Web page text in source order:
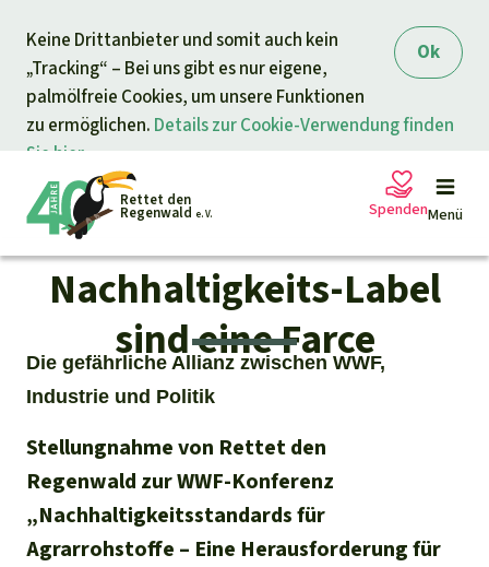
Ok
Keine Drittanbieter und somit auch kein
„Tracking“ – Bei uns gibt es nur eigene,
palmölfreie Cookies, um unsere Funktionen
zu ermöglichen. Details zur Cookie-Verwendung finden
Sie hier.
springen
Rettet den
Regenwald e. V. Menü
Petitionen
Projekte
Informieren
Aktuelles
Erfolge
Unsere Themen
Erfolge
Spenden
Ihre Spende hilft
Allgemeine Spende
Dringender Spendenaufruf
Regenwald-Urkunden
Fragen & Antworten
Nachhaltigkeits-Label
sind eine Farce
Die gefährliche Allianz zwischen WWF,
Industrie und Politik
Stellungnahme von Rettet den
Regenwald zur WWF-Konferenz
„Nachhaltigkeitsstandards für
Agrarrohstoffe – Eine Herausforderung für